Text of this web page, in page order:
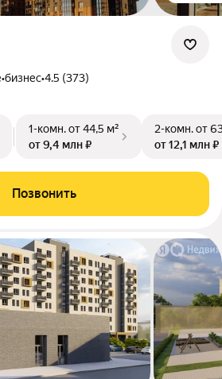
•бизнес•4.5 (373)
1-комн.от 44,5 м²
от 9,4 млн ₽
2-комн.от
от 12,1 млн ₽
Позвонить